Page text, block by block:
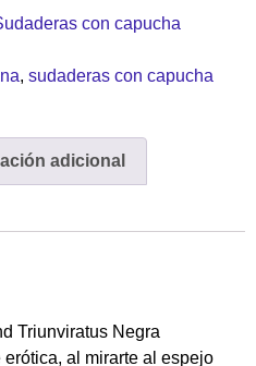
con capucha
, sudaderas con capucha
adicional
Triunviratus Negra
al mirarte al espejo